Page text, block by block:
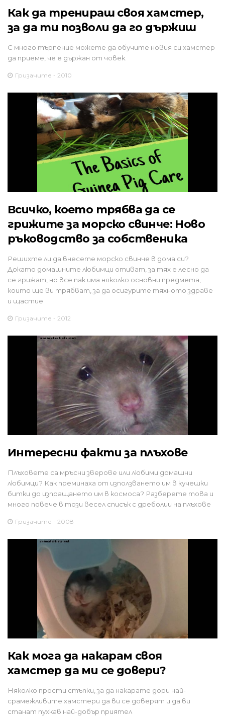
Как да тренираш своя хамстер,
за да ти позволи да го държиш
С много търпение можете да обучите новия си хамстер
да приеме, че е държан от човек.
Гризачите - 2010
Всичко, което трябва да се
грижите за морско свинче: Ново
ръководство за собственика
Решихте ли да внесете морско свинче в дома си?
Докато домашните любимци отиват, за тях е лесно да
се грижат, но все пак има няколко основни предмета,
които ще ви трябват, за да осигурите тяхното здраве
и щастие
Гризачите - 2012
Интересни факти за плъхове
Плъховете са мръсни зверове или любими домашни
любимци? Как преминаха от използването им в кучешки
битки до изпращането им в космоса? Разберете това и
много повече в този весел списък с дреболии на плъхове
Гризачите - 2008
Как мога да накарам своя
хамстер да ми се довери?
Няколко прости стъпки, за да накарате дори най-
срамежливите хамстери да ви се доверят и да ви
станат пухкав най-добър приятел